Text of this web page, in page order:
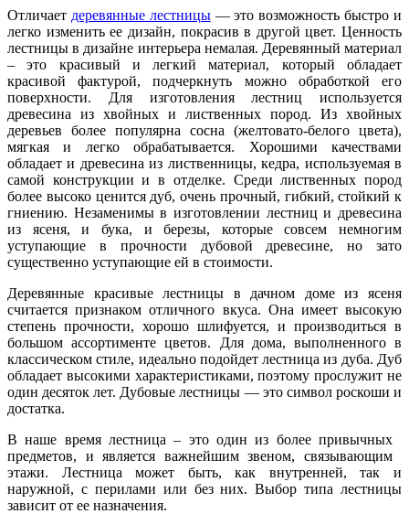
Отличает деревянные лестницы— это возможность быстро и
легко изменить ее дизайн, покрасив в другой цвет. Ценность
лестницы в дизайне интерьера немалая. Деревянный материал
– это красивый и легкий материал, который обладает
красивой фактурой, подчеркнуть можно обработкой его
поверхности. Для изготовления лестниц используется
древесина из хвойных и лиственных пород. Из хвойных
деревьев более популярна сосна (желтовато-белого цвета),
мягкая и легко обрабатывается. Хорошими качествами
обладает и древесина из лиственницы, кедра, используемая в
самой конструкции и в отделке. Среди лиственных пород
более высоко ценится дуб, очень прочный, гибкий, стойкий к
гниению. Незаменимы в изготовлении лестниц и древесина
из ясеня, и бука, и березы, которые совсем немногим
уступающие в прочности дубовой древесине, но зато
существенно уступающие ей в стоимости.
Деревянные красивые лестницы в дачном доме из ясеня
считается признаком отличного вкуса. Она имеет высокую
степень прочности, хорошо шлифуется, и производиться в
большом ассортименте цветов. Для дома, выполненного в
классическом стиле, идеально подойдет лестница из дуба. Дуб
обладает высокими характеристиками, поэтому прослужит не
один десяток лет. Дубовые лестницы — это символ роскоши и
достатка.
В наше время лестница – это один из более привычных
предметов, и является важнейшим звеном, связывающим
этажи. Лестница может быть, как внутренней, так и
наружной, с перилами или без них. Выбор типа лестницы
зависит от ее назначения.